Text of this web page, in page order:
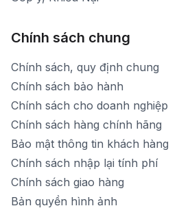
Chính sách chung
Chính sách, quy định chung
Chính sách bảo hành
Chính sách cho doanh nghiệp
Chính sách hàng chính hãng
Bảo mật thông tin khách hàng
Chính sách nhập lại tính phí
Chính sách giao hàng
Bản quyền hình ảnh